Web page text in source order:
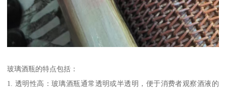
玻璃酒瓶的特点包括：
1. 透明性高：玻璃酒瓶通常透明或半透明，便于消费者观察酒液的